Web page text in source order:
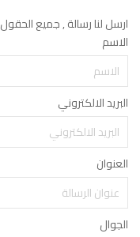
ارسل لنا رسالة , جميع الحقول
الاسم
البريد الالكتروني
العنوان
الجوال